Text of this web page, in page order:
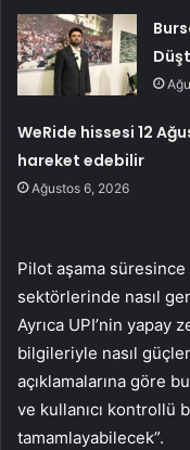
WeRide hissesi 12
hareket edebilir
Ağustos 6, 2026
Pilot aşama
sektörlerinde nasıl
Ayrıca UPI’nin yapay
bilgileriyle nasıl
açıklamalarına göre
ve kullanıcı kontrollü
tamamlayabilecek”.